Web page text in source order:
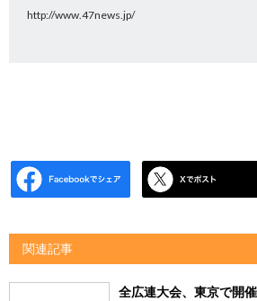
http://www.47news.jp/
関連記事
全広連大会、東京で開